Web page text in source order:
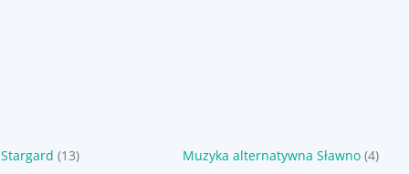
(13) Muzyka alternatywna Sławno (4)